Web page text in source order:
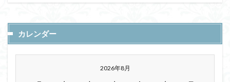
カレンダー
2026年8月